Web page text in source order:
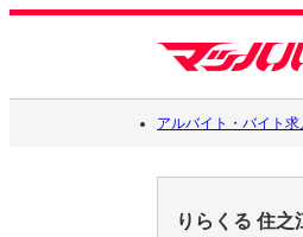
アルバイト・バイト求
りらくる 住